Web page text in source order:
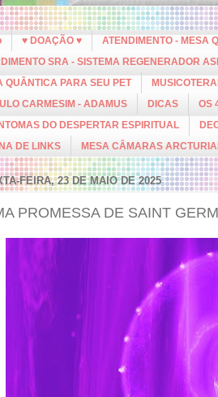
♥ DOAÇÃO ♥ ATENDIMENTO - MESA
SRA - SISTEMA REGENERADOR
QUÂNTICA PARA SEU PET
CARMESIM - ADAMUS
DICAS OS
DO DESPERTAR ESPIRITUAL
DE LINKS
MESA CÂMARAS
FEIRA, 23 DE MAIO DE 2025
PROMESSA DE SAINT